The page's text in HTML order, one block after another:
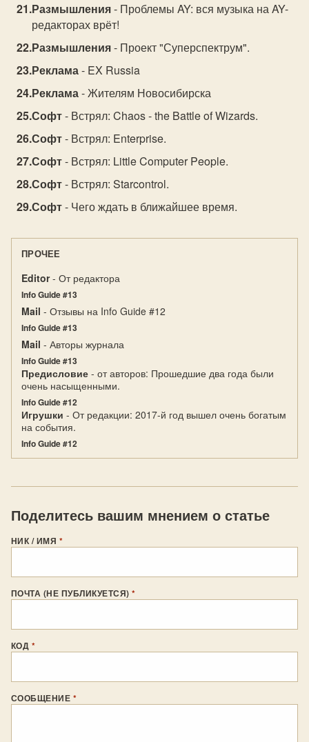
Размышления- Проблемы AY: вся музыка на AY-
редакторах врёт!
Размышления- Проект "Суперспектрум".
Реклама- EX Russia
Реклама- Жителям Новосибирска
Софт- Встрял: Chaos - the Battle of Wizards.
Софт- Встрял: Enterprise.
Софт- Встрял: Little Computer People.
Софт- Встрял: Starcontrol.
Софт- Чего ждать в ближайшее время.
ПРОЧЕЕ
Editor- От редактора
Info Guide #13
Mail - Отзывы на Info Guide #12
Info Guide #13
Mail - Авторы журнала
Info Guide #13
Предисловие - от авторов: Прошедшие два года были
очень насыщенными.
Info Guide #12
Игрушки - От редакции: 2017-й год вышел очень богатым
на события.
Info Guide #12
Поделитесь вашим мнением о статье
НИК / ИМЯ *
ПОЧТА (НЕ ПУБЛИКУЕТСЯ)*
КОД *
СООБЩЕНИЕ *